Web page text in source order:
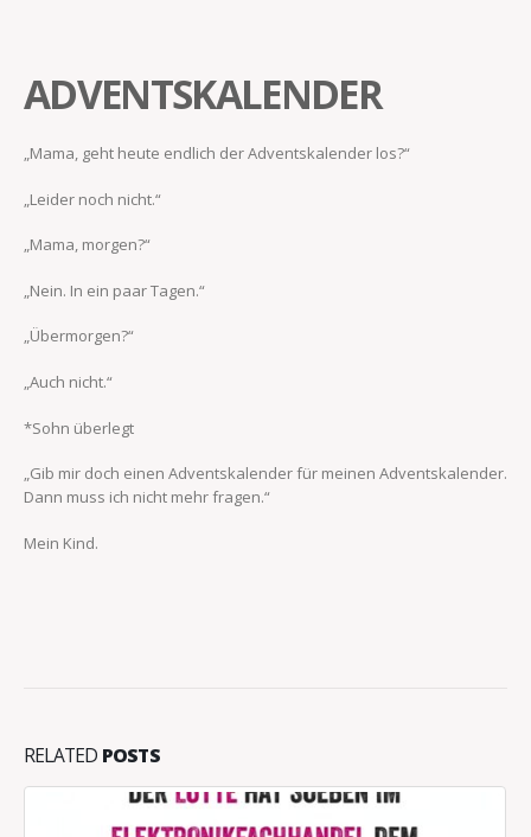
ADVENTSKALENDER
„Mama, geht heute endlich der Adventskalender los?“
„Leider noch nicht.“
„Mama, morgen?“
„Nein. In ein paar Tagen.“
„Übermorgen?“
„Auch nicht.“
*Sohn überlegt
„Gib mir doch einen Adventskalender für meinen Adventskalender.
Dann muss ich nicht mehr fragen.“
Mein Kind.
RELATED POSTS